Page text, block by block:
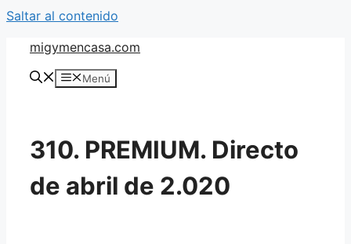
Saltar al contenido
migymencasa.com
Menú
310. PREMIUM. Directo
de abril de 2.020